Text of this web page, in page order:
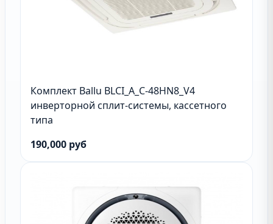
Комплект Ballu BLCI_A_C-48HN8_V4
инверторной сплит-системы, кассетного
типа
190,000 руб